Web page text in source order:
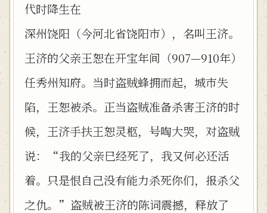
代时降生在
深州饶阳（今河北省饶阳市），名叫王济。
王济的父亲王恕在开宝年间（907—910年）
任秀州知府。当时盗贼蜂拥而起，城市失
陷，王恕被杀。正当盗贼准备杀害王济的时
候，王济手扶王恕灵柩，号啕大哭，对盗贼
说：“我的父亲巳经死了，我又何必还活
着。只是恨自己没有能力杀死你们，报杀父
之仇。”盗贼被王济的陈词震撼，释放了